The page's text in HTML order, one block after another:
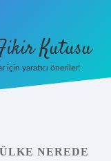
Kutusu
için yaratıcı öneriler!
NEREDE